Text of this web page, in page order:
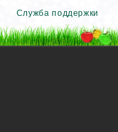
Служба поддержки